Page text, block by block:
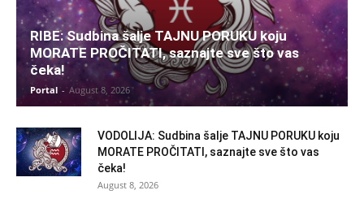
RIBE: Sudbina šalje TAJNU PORUKU koju
MORATE PROČITATI, saznajte sve što vas
čeka!
Portal - August 8, 2026
VODOLIJA: Sudbina šalje TAJNU PORUKU koju
MORATE PROČITATI, saznajte sve što vas
čeka!
August 8, 2026